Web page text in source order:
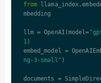
from
mbedding
llm = OpenAI(model=
1)
embed_model =
ng-3-small" )
documents =